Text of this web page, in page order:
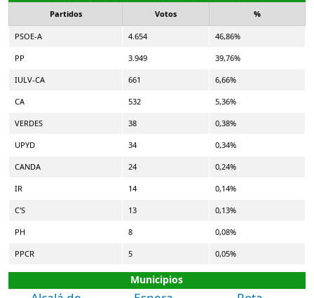
Partidos Votos %
PSOE-A 4.654 46,86%
PP 3.949 39,76%
IULV-CA 661 6,66%
CA 532 5,36%
VERDES 38 0,38%
UPYD 34 0,34%
CANDA 24 0,24%
IR 14 0,14%
C'S 13 0,13%
PH 8 0,08%
PPCR 5 0,05%
Municipios